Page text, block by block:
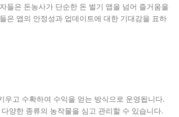
들은 돈농사가 단순한 돈 벌기 앱을 넘어 즐거움을
은 앱의 안정성과 업데이트에 대한 기대감을 표하
고 수확하여 수익을 얻는 방식으로 운영됩니다.
양한 종류의 농작물을 심고 관리할 수 있습니다.